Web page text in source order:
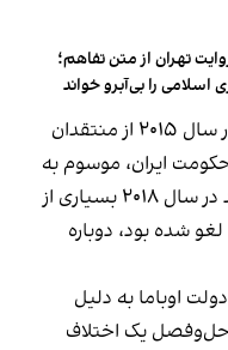
تهران از متن تفاهم؛
را بی‌آبرو خواند
فوربس یادآوری کرده است که ترامپ در سال ۲۰۱۵ از منتقدان
ایران، موسوم به
برجام، بود و پس از ورود به کاخ سفید در سال ۲۰۱۸ بسیاری از
شده بود، دوباره
اوباما به دلیل
برای حل‌وفصل یک اختلاف